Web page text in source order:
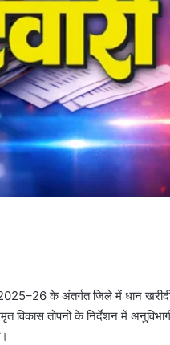
के अंतर्गत जिले में धान
विकास तोपनो के निर्देशन में